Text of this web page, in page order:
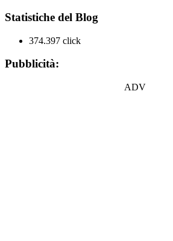
Statistiche del Blog
374.397 click
Pubblicità:
ADV